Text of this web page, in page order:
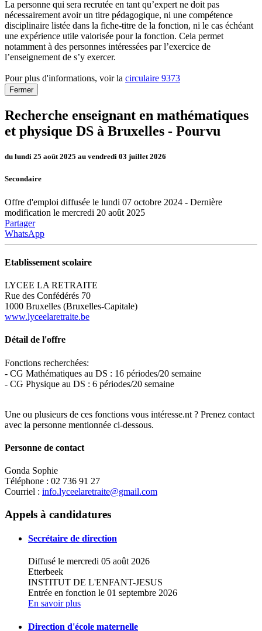
La personne qui sera recrutée en tant qu’expert ne doit pas
nécessairement avoir un titre pédagogique, ni une compétence
disciplinaire listée dans la fiche-titre de la fonction, ni le cas échéant
une expérience utile valorisée pour la fonction. Cela permet
notamment à des personnes intéressées par l’exercice de
l’enseignement de s’y exercer.
Pour plus d'informations, voir la circulaire 9373
Fermer
Recherche enseignant en mathématiques
et physique DS à Bruxelles - Pourvu
du lundi 25 août 2025 au vendredi 03 juillet 2026
Secondaire
Offre d'emploi diffusée le lundi 07 octobre 2024 - Dernière
modification le mercredi 20 août 2025
Partager
WhatsApp
Etablissement scolaire
LYCEE LA RETRAITE
Rue des Confédérés 70
1000 Bruxelles (Bruxelles-Capitale)
www.lyceelaretraite.be
Détail de l'offre
Fonctions recherchées:
- CG Mathématiques au DS : 16 périodes/20 semaine
- CG Physique au DS : 6 périodes/20 semaine
Une ou plusieurs de ces fonctions vous intéresse.nt ? Prenez contact
avec la personne mentionnée ci-dessous.
Personne de contact
Gonda Sophie
Téléphone : 02 736 91 27
Courriel : info.lyceelaretraite@gmail.com
LYCEE LA RETRAITE
+
Leaflet |Map data ©
Appels à candidatures
Secrétaire de direction
Diffusé le mercredi 05 août 2026
Etterbeek
INSTITUT DE L'ENFANT-JESUS
Entrée en fonction le 01 septembre 2026
En savoir plus
Direction d'école maternelle